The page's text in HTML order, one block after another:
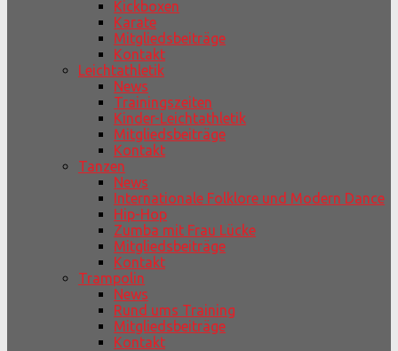
Kickboxen
Karate
Mitgliedsbeiträge
Kontakt
Leichtathletik
News
Trainingszeiten
Kinder-Leichtathletik
Mitgliedsbeiträge
Kontakt
Tanzen
News
Internationale Folklore und Modern Dance
Hip-Hop
Zumba mit Frau Lücke
Mitgliedsbeiträge
Kontakt
Trampolin
News
Rund ums Training
Mitgliedsbeiträge
Kontakt